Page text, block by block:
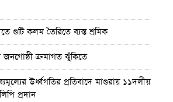
গুটি কলম তৈরিতে ব্যস্ত শ্রমিক
জনগোষ্ঠী ক্রমাগত ঝুঁকিতে
উর্ধ্বগতির প্রতিবাদে মাগুরায় ১১দলীয়
প্রদান